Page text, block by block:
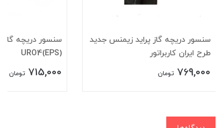
سنسور دريچه گاز پرايد زيمنس جديد
طرح ايران کاربراتور
769,000 تومان
سنسور دریچه
URO4(EPS)
715,000 تومان